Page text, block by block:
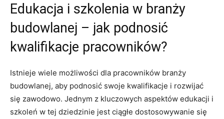
Edukacja i szkolenia w branży
budowlanej – jak podnosić
kwalifikacje pracowników?
Istnieje wiele ​możliwości dla ‌pracowników branży
budowlanej, aby podnosić swoje kwalifikacje i rozwijać
się zawodowo. Jednym z kluczowych aspektów edukacji i
szkoleń w tej dziedzinie ‍jest ciągłe dostosowywanie ⁢się